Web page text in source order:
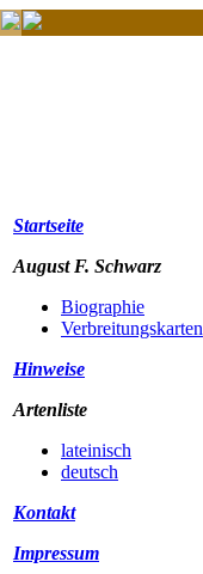
Startseite
August F. Schwarz
Biographie
Verbreitungskarten
Hinweise
Artenliste
lateinisch
deutsch
Kontakt
Impressum